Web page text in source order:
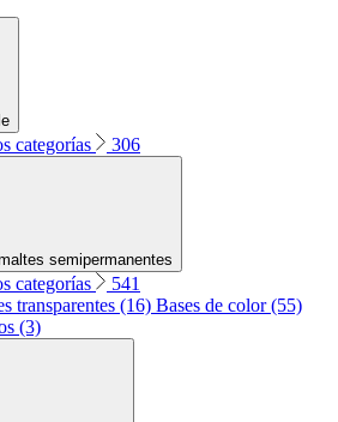
categorías 306
semipermanentes
categorías
541
transparentes (16) Bases de color (55)
(3)